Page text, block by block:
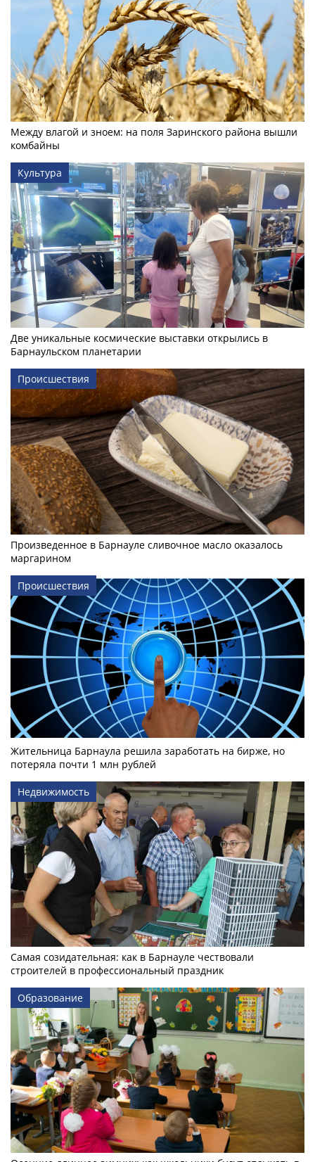
Между влагой и зноем: на поля Заринского района вышли
комбайны
Культура
Две уникальные космические выставки открылись в
Барнаульском планетарии
Происшествия
Произведенное в Барнауле сливочное масло оказалось
маргарином
Происшествия
Жительница Барнаула решила заработать на бирже, но
потеряла почти 1 млн рублей
Недвижимость
Самая созидательная: как в Барнауле чествовали
строителей в профессиональный праздник
Образование